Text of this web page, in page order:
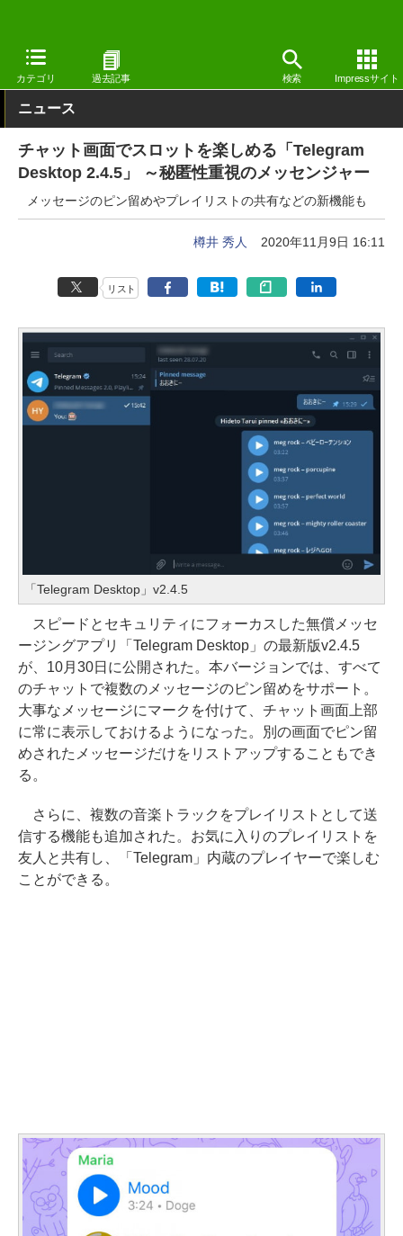
カテゴリ 過去記事 検索 Impressサイト
窓の杜 インターネット Windows
ニュース
チャット画面でスロットを楽しめる「Telegram
Desktop 2.4.5」 ～秘匿性重視のメッセンジャー
メッセージのピン留めやプレイリストの共有などの新機能も
樽井 秀人 2020年11月9日 16:11
リスト
「Telegram Desktop」v2.4.5
スピードとセキュリティにフォーカスした無償メッセ
ージングアプリ「Telegram Desktop」の最新版v2.4.5
が、10月30日に公開された。本バージョンでは、すべて
のチャットで複数のメッセージのピン留めをサポート。
大事なメッセージにマークを付けて、チャット画面上部
に常に表示しておけるようになった。別の画面でピン留
めされたメッセージだけをリストアップすることもでき
る。
さらに、複数の音楽トラックをプレイリストとして送
信する機能も追加された。お気に入りのプレイリストを
友人と共有し、「Telegram」内蔵のプレイヤーで楽しむ
ことができる。